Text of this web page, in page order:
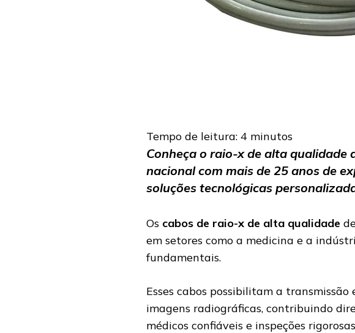
Tempo de leitura: 4 minutos
Conheça o raio-x de alta
nacional com mais de 25 anos de
soluções tecnológicas
Os cabos de raio-x de alta qualidade
em setores como a medicina e a
fundamentais.
Esses cabos possibilitam a
imagens radiográficas, contribuindo
médicos confiáveis e inspeções